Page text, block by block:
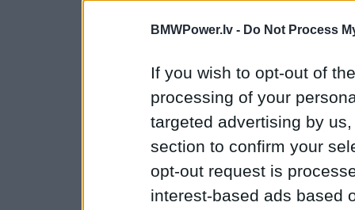
BMWPower.lv - Do Not Process
If you wish to opt-out of
processing of your
targeted advertising by
section to confirm your
opt-out request is
interest-based ads based